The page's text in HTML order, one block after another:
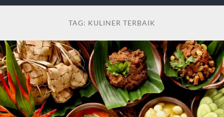
TAG: KULINER TERBAIK